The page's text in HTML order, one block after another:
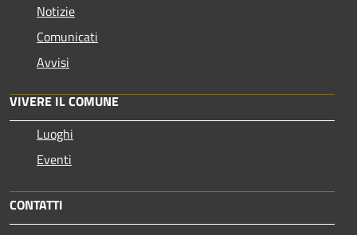
Notizie
Comunicati
Avvisi
VIVERE IL COMUNE
Luoghi
Eventi
CONTATTI